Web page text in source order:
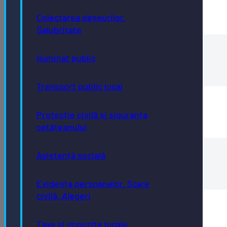
Colectarea deșeurilor.
Salubritate
Iluminat public
Transport public local
Protecție civilă și siguranța
cetățeanului
Asistență socială
Evidența persoanelor. Stare
civilă. Alegeri
Taxe și impozite locale
Studii de fundamentare
Avize
Încadrare în teritoriu
Planse-Proprietatea-asupra-terenurilor